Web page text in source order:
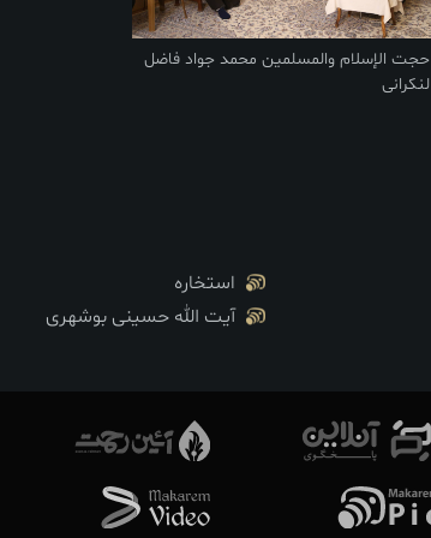
حجت الإسلام والمسلمین محمد جواد فاضل
لنکرانی
استخاره
آیت الله حسینی بوشهری